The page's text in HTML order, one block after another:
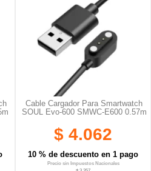
Cable Cargador Para Smartwatch
SOUL Evo-600 SMWC-E600 0.57m
$ 4.062
10 % de descuento en 1 pago
Precio sin Impuestos Nacionales